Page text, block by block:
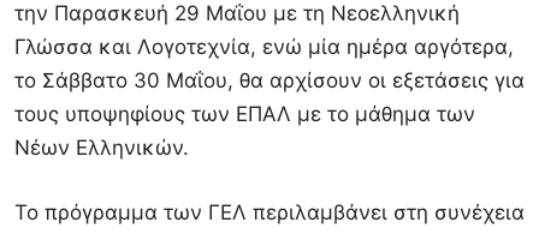
την Παρασκευή 29 Μαΐου με τη Νεοελληνική
Γλώσσα και Λογοτεχνία, ενώ μία ημέρα αργότερα,
το Σάββατο 30 Μαΐου, θα αρχίσουν οι εξετάσεις για
τους υποψηφίους των ΕΠΑΛ με το μάθημα των
Νέων Ελληνικών.
Το πρόγραμμα των ΓΕΛ περιλαμβάνει στη συνέχεια